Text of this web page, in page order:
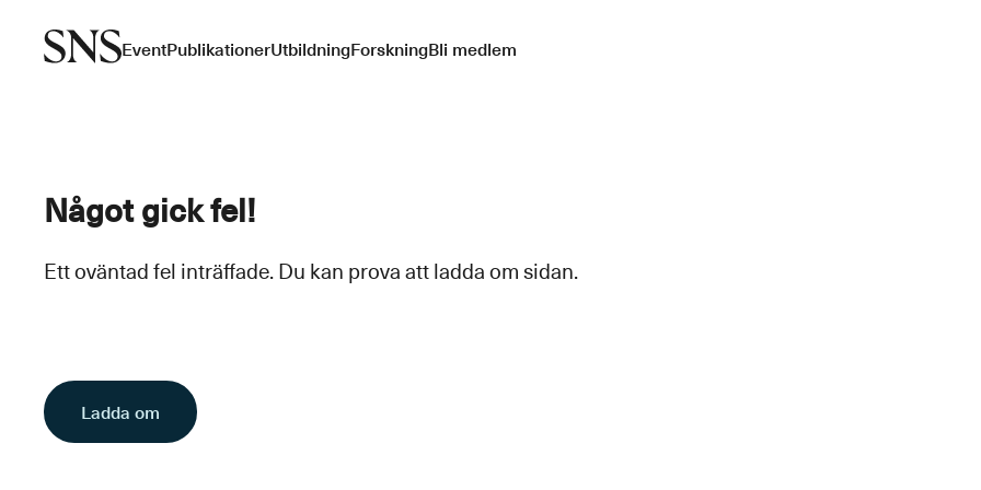
EventPublikationerUtbildningForskningBli medlem
Något gick fel!
Ett oväntad fel inträffade. Du kan prova att ladda om sidan.
Ladda om